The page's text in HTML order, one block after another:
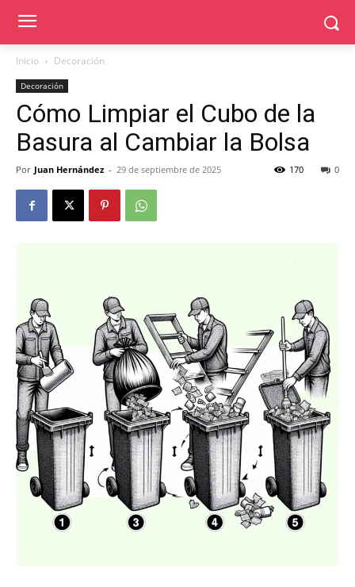
Inicio Decoración
Decoración
Cómo Limpiar el Cubo de la
Basura al Cambiar la Bolsa
Por Juan Hernández - 29 de septiembre de 2025 0
170